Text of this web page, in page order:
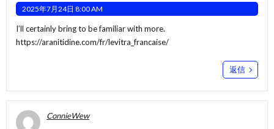
2025年7月24日 8:00 AM
I’ll certainly bring to be familiar with more.
https://aranitidine.com/fr/levitra_francaise/
返信
ConnieWew